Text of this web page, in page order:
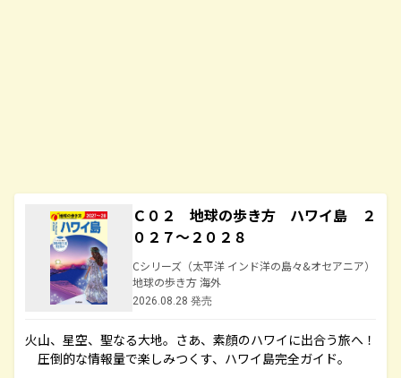
Ｃ０２ 地球の歩き方 ハワイ島 ２
０２７～２０２８
Cシリーズ（太平洋 インド洋の島々&オセアニア）
地球の歩き方 海外
2026.08.28 発売
火山、星空、聖なる大地――。さあ、素顔のハワイに出合う旅へ！
圧倒的な情報量で楽しみつくす、ハワイ島完全ガイド。